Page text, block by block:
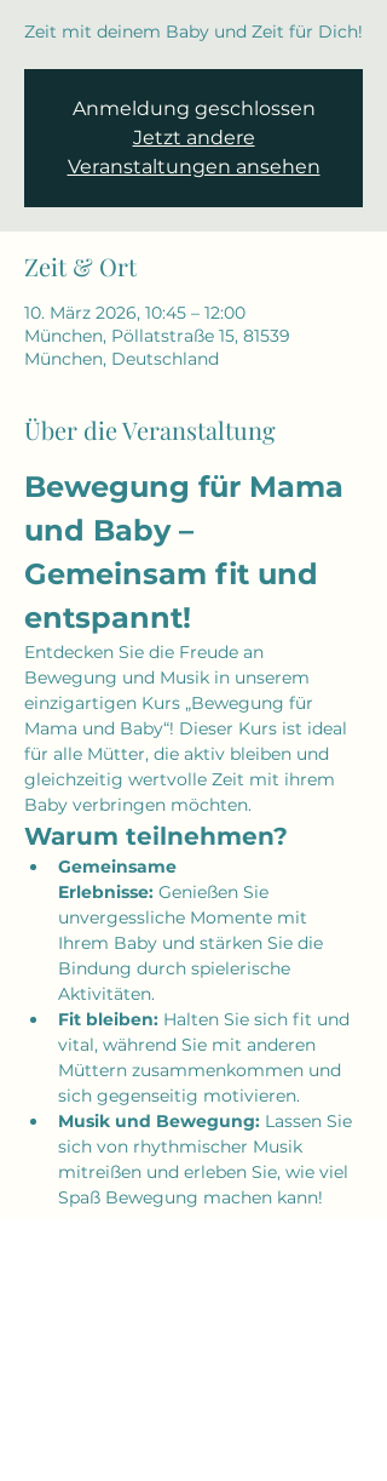
Zeit mit deinem Baby und Zeit für Dich!
Anmeldung geschlossen
Jetzt andere
Veranstaltungen ansehen
Zeit & Ort
10. März 2026, 10:45 – 12:00
München, Pöllatstraße 15, 81539
München, Deutschland
Über die Veranstaltung
Bewegung für Mama
und Baby –
Gemeinsam fit und
entspannt!
Entdecken Sie die Freude an
Bewegung und Musik in unserem
einzigartigen Kurs „Bewegung für
Mama und Baby“! Dieser Kurs ist ideal
für alle Mütter, die aktiv bleiben und
gleichzeitig wertvolle Zeit mit ihrem
Baby verbringen möchten.
Warum teilnehmen?
Gemeinsame
Erlebnisse: Genießen Sie
unvergessliche Momente mit
Ihrem Baby und stärken Sie die
Bindung durch spielerische
Aktivitäten.
Fit bleiben: Halten Sie sich fit und
vital, während Sie mit anderen
Müttern zusammenkommen und
sich gegenseitig motivieren.
Musik und Bewegung: Lassen Sie
sich von rhythmischer Musik
mitreißen und erleben Sie, wie viel
Spaß Bewegung machen kann!